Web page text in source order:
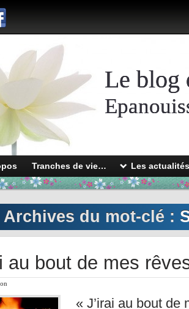
Le blog
Tranches de vie… Les
Archives du mot-clé :
au bout de mes
« J’irai au bout de